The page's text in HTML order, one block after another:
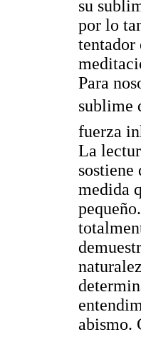
su
por lo
tentador
Para
sublime
fuerza
La
medida
abismo.